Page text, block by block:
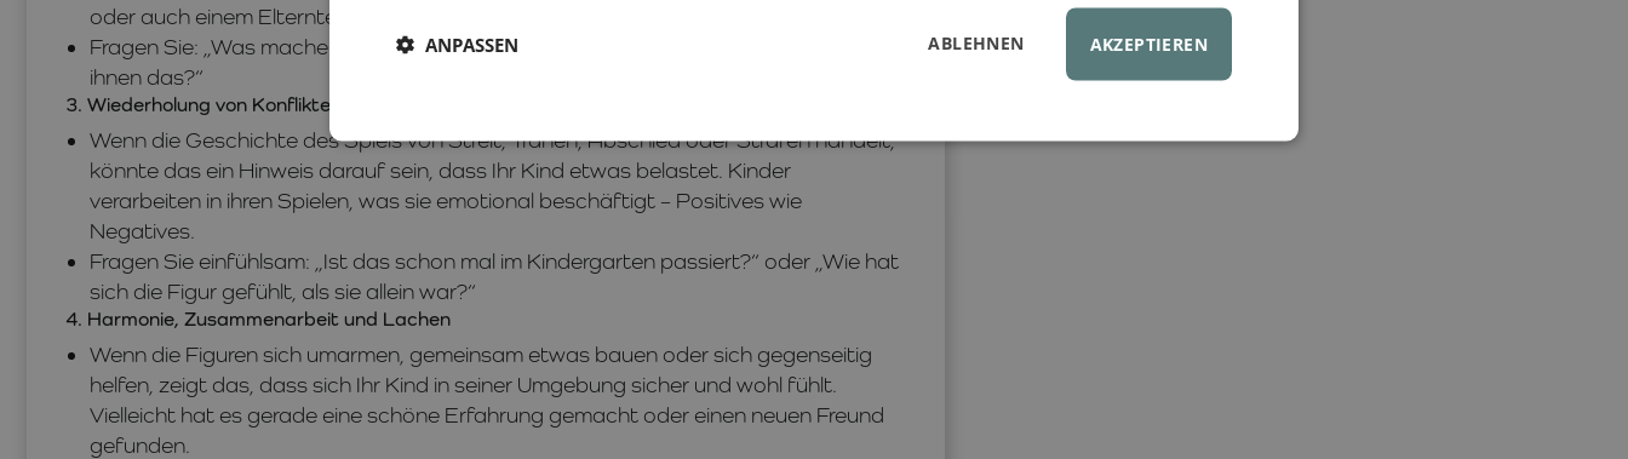
oder auch einem Elternteil. Ihr Kind drückt so aus, wie es Macht und Kontrolle erlebt.
Fragen Sie: „Was machen die anderen, wenn ständig jemand bestimmt? Gefällt
ihnen das?“
3. Wiederholung von Konflikten oder traurigen Momenten
Wenn die Geschichte des Spiels von Streit, Tränen, Abschied oder Strafen handelt,
könnte das ein Hinweis darauf sein, dass Ihr Kind etwas belastet. Kinder
verarbeiten in ihren Spielen, was sie emotional beschäftigt – Positives wie
Negatives.
Fragen Sie einfühlsam: „Ist das schon mal im Kindergarten passiert?“ oder „Wie hat
sich die Figur gefühlt, als sie allein war?“
4. Harmonie, Zusammenarbeit und Lachen
Wenn die Figuren sich umarmen, gemeinsam etwas bauen oder sich gegenseitig
helfen, zeigt das, dass sich Ihr Kind in seiner Umgebung sicher und wohl fühlt.
Vielleicht hat es gerade eine schöne Erfahrung gemacht oder einen neuen Freund
gefunden.
AKZEPTIEREN
ABLEHNEN
ANPASSEN